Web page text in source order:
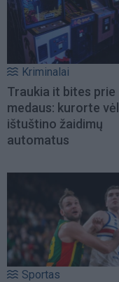
Kriminalai
Traukia it bites prie
medaus: kurorte vėl
ištuštino žaidimų
automatus
Sportas